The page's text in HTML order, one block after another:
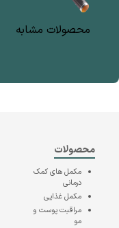
محصولات مشابه
محصولات
مکمل های کمک
درمانی
مکمل غذایی
مراقبت پوست و
مو